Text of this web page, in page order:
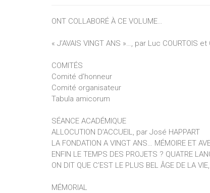
ONT COLLABORÉ À CE VOLUME…
« J’AVAIS VINGT ANS »…, par Luc COURTOIS
COMITÉS
Comité d’honneur
Comité organisateur
Tabula amicorum
SÉANCE ACADÉMIQUE
ALLOCUTION D’ACCUEIL, par José HAPPART
LA FONDATION A VINGT ANS… MÉMOIRE ET
ENFIN LE TEMPS DES PROJETS ? QUATRE
ON DIT QUE C’EST LE PLUS BEL ÂGE DE LA
MÉMORIAL